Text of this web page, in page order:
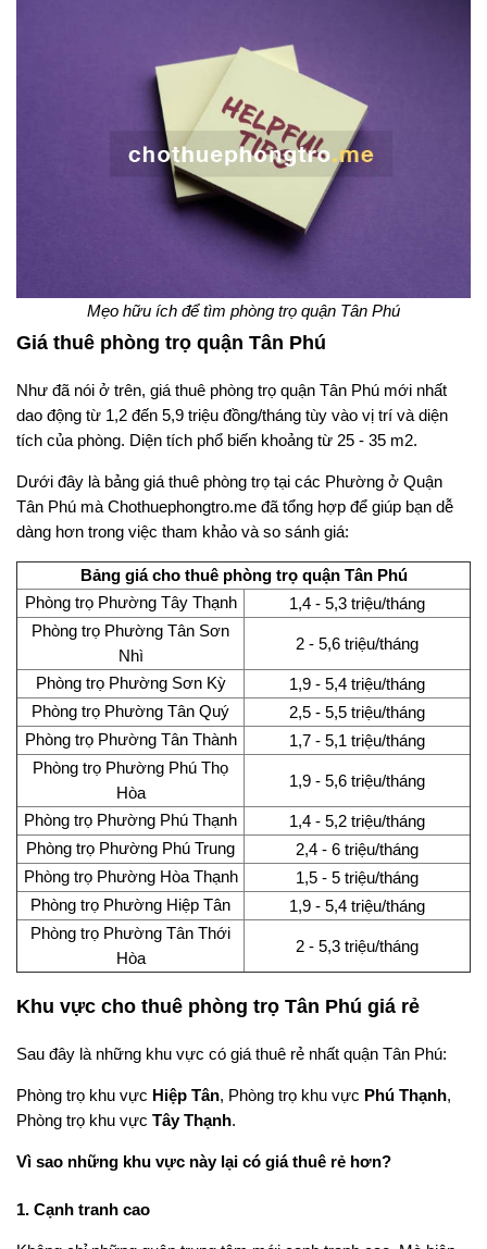
Mẹo hữu ích để tìm phòng trọ quận Tân Phú
Giá thuê phòng trọ quận Tân Phú
Như đã nói ở trên, giá thuê phòng trọ quận Tân Phú mới nhất
dao động từ 1,2 đến 5,9 triệu đồng/tháng tùy vào vị trí và diện
tích của phòng. Diện tích phổ biến khoảng từ 25 - 35 m2.
Dưới đây là bảng giá thuê phòng trọ tại các Phường ở Quận
Tân Phú mà Chothuephongtro.me đã tổng hợp để giúp bạn dễ
dàng hơn trong việc tham khảo và so sánh giá:
Bảng giá cho thuê phòng trọ quận Tân Phú
Phòng trọ Phường Tây Thạnh
1,4 - 5,3 triệu/tháng
Phòng trọ Phường Tân Sơn
Nhì
2 - 5,6 triệu/tháng
Phòng trọ Phường Sơn Kỳ
1,9 - 5,4 triệu/tháng
Phòng trọ Phường Tân Quý
2,5 - 5,5 triệu/tháng
Phòng trọ Phường Tân Thành
1,7 - 5,1 triệu/tháng
Phòng trọ Phường Phú Thọ
Hòa
1,9 - 5,6 triệu/tháng
Phòng trọ Phường Phú Thạnh
1,4 - 5,2 triệu/tháng
Phòng trọ Phường Phú Trung
2,4 - 6 triệu/tháng
Phòng trọ Phường Hòa Thạnh
1,5 - 5 triệu/tháng
Phòng trọ Phường Hiệp Tân
1,9 - 5,4 triệu/tháng
Phòng trọ Phường Tân Thới
Hòa
2 - 5,3 triệu/tháng
Khu vực cho thuê phòng trọ Tân Phú giá rẻ
Sau đây là những khu vực có giá thuê rẻ nhất quận Tân Phú:
Phòng trọ khu vực Hiệp Tân, Phòng trọ khu vực Phú Thạnh,
Phòng trọ khu vực Tây Thạnh.
Vì sao những khu vực này lại có giá thuê rẻ hơn?
1. Cạnh tranh cao